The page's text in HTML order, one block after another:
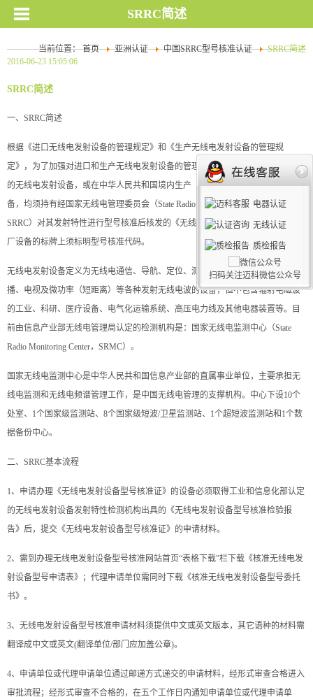
SRRC简述
当前位置：首页 亚洲认证 中国SRRC型号核准认证
SRRC简述
2016-06-23 15:05:06
SRRC简述
一、SRRC简述
根据《进口无线电发射设备的管理规定》和《生产无线电发射设备的管理规
定》，为了加强对进口和生产无线电发射设备的管理，凡向中华人民共和国出口
的无线电发射设备，或在中华人民共和国境内生产（含试生产）的无线电发射设
备，均须持有经国家无线电管理委员会（State Radio Regulation Committee，
SRRC）对其发射特性进行型号核准后核发的《无线电发射设备型号核准证》。出
厂设备的标牌上须标明型号核准代码。
无线电发射设备定义为无线电通信、导航、定位、测向、雷达、遥控、遥测、广
播、电视及微功率（短距离）等各种发射无线电波的设备，但不包含辐射电磁波
的工业、科研、医疗设备、电气化运输系统、高压电力线及其他电器装置等。目
前由信息产业部无线电管理局认定的检测机构是：国家无线电监测中心（State
Radio Monitoring Center，SRMC）。
国家无线电监测中心是中华人民共和国信息产业部的直属事业单位，主要承担无
线电监测和无线电频谱管理工作，是中国无线电管理的支撑机构。中心下设10个
处室、1个国家级监测站、8个国家级短波/卫星监测站、1个超短波监测站和1个数
据备份中心。
二、SRRC基本流程
1、申请办理《无线电发射设备型号核准证》的设备必须取得工业和信息化部认定
的无线电发射设备发射特性检测机构出具的《无线电发射设备型号核准检验报
告》后，提交《无线电发射设备型号核准证》的申请材料。
2、需到办理无线电发射设备型号核准网站首页“表格下载”栏下载《核准无线电发
射设备型号申请表》；代理申请单位需同时下载《核准无线电发射设备型号委托
书》。
3、无线电发射设备型号核准申请材料须提供中文或英文版本，其它语种的材料需
翻译成中文或英文(翻译单位/部门应加盖公章)。
4、申请单位或代理申请单位通过邮递方式递交的申请材料，经形式审查合格进入
审批流程；经形式审查不合格的，在五个工作日内通知申请单位或代理申请单
电器认证
无线认证
质检报告
扫码关注迈科微信公众号